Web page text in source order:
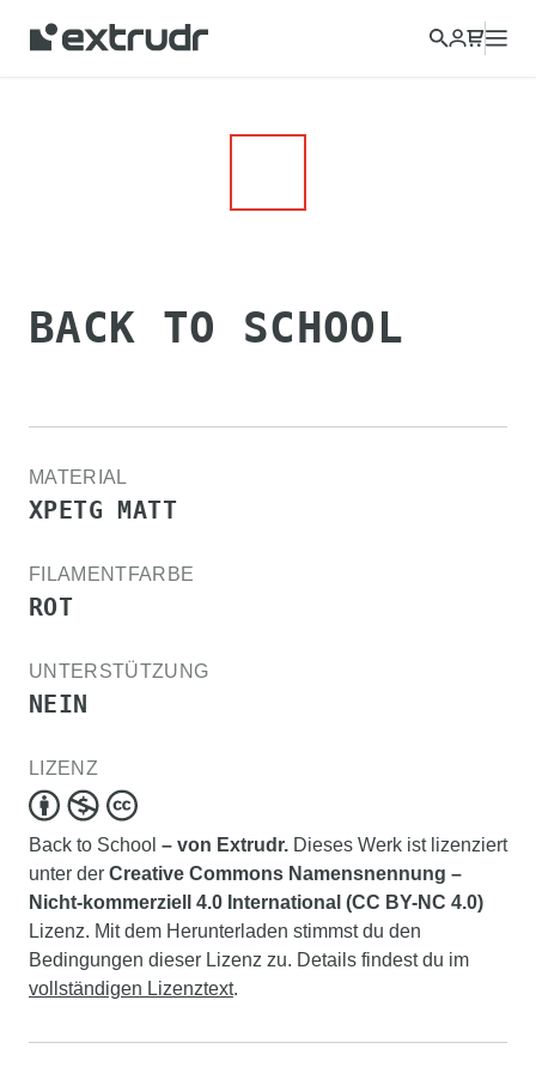
BACK TO SCHOOL
MATERIAL
XPETG MATT
FILAMENTFARBE
ROT
UNTERSTÜTZUNG
NEIN
LIZENZ
Back to School – von Extrudr. Dieses Werk ist lizenziert
unter der Creative Commons Namensnennung –
Nicht-kommerziell 4.0 International (CC BY-NC 4.0)
Lizenz. Mit dem Herunterladen stimmst du den
Bedingungen dieser Lizenz zu. Details findest du im
vollständigen Lizenztext.